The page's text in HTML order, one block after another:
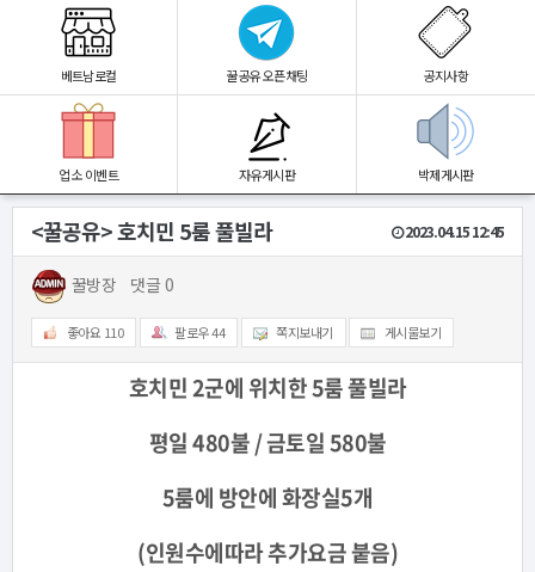
베트남로컬 꿀공유 오픈채팅 공지사항
업소 이벤트 자유게시판 박제게시판
<꿀공유> 호치민 5룸 풀빌라 2023.04.15 12:45
꿀방장 댓글 0
좋아요 110 팔로우44 쪽지보내기 게시물보기
호치민 2군에 위치한 5룸 풀빌라
평일 480불 /금토일 580불
5룸에 방안에 화장실5개
(인원수에따라 추가요금 붙음)